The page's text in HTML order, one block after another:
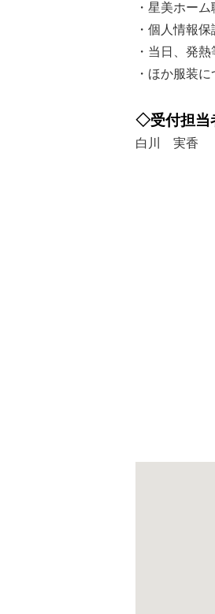
・星美ホー
・個人情報
・当日、発
・ほか服装
◇受付担
白川 実香